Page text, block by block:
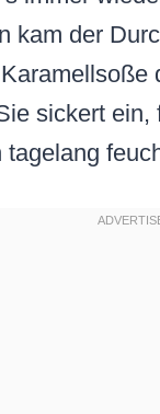
kam der
sickert